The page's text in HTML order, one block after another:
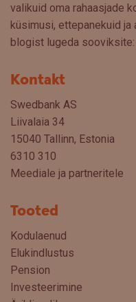
valikuid oma rahaasjade
küsimusi, ettepanekuid
blogist lugeda
Kontakt
Swedbank AS
Liivalaia 34
15040 Tallinn, Estonia
6310 310
Meediale ja partneritele
Tooted
Kodulaenud
Elukindlustus
Pension
Investeerimine